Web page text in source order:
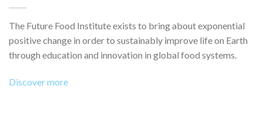
The Future Food Institute exists to bring about exponential
positive change in order to sustainably improve life on Earth
through education and innovation in global food systems.
Discover more